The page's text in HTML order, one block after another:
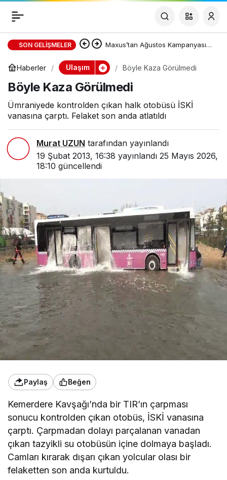
SON GELIŞMELER Maxus’tan Ağustos Kampanyası:
DELIVER 7 ve DELIVER 9’da Sıfır
Faizli Kredi ve Özel Fiyat Avantajı
Haberler Ulaşım Böyle Kaza Görülmedi
Böyle Kaza Görülmedi
Ümraniyede kontrolden çıkan halk otobüsü İSKİ
vanasına çarptı. Felaket son anda atlatıldı
Murat UZUN tarafından yayınlandı
19 Şubat 2013, 16:38 yayınlandı 25 Mayıs 2026,
18:10 güncellendi
Paylaş Beğen
Kemerdere Kavşağı’nda bir TIR’ın çarpması
sonucu kontrolden çıkan otobüs, İSKİ vanasına
çarptı. Çarpmadan dolayı parçalanan vanadan
çıkan tazyikli su otobüsün içine dolmaya başladı.
Camları kırarak dışarı çıkan yolcular olası bir
felaketten son anda kurtuldu.
Böyle Kaza Görülmedi Paylaş